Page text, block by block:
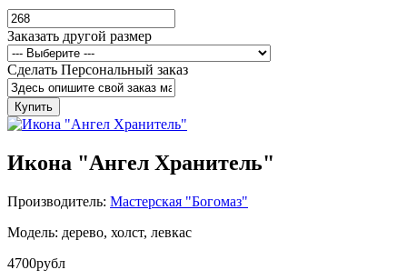
Заказать другой размер
Сделать Персональный заказ
Купить
Икона "Ангел Хранитель"
Производитель: Мастерская "Богомаз"
Модель: дерево, холст, левкас
4700рубл